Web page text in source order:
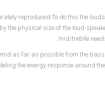
reproduced.To do this the
the physical size of the loud-
mid/treblle
as far as possible from the
the energy response around the